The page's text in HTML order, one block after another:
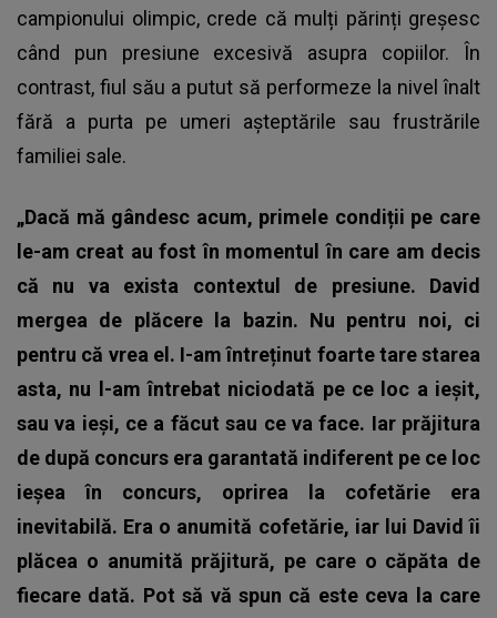
campionului olimpic, crede că mulți părinți greșesc
când pun presiune excesivă asupra copiilor. În
contrast, fiul său a putut să performeze la nivel înalt
fără a purta pe umeri așteptările sau frustrările
familiei sale.
„Dacă mă gândesc acum, primele condiții pe care
le-am creat au fost în momentul în care am decis
că nu va exista contextul de presiune. David
mergea de plăcere la bazin. Nu pentru noi, ci
pentru că vrea el. I-am întreținut foarte tare starea
asta, nu l-am întrebat niciodată pe ce loc a ieșit,
sau va ieși, ce a făcut sau ce va face. Iar prăjitura
de după concurs era garantată indiferent pe ce loc
ieșea în concurs, oprirea la cofetărie era
inevitabilă. Era o anumită cofetărie, iar lui David îi
plăcea o anumită prăjitură, pe care o căpăta de
fiecare dată. Pot să vă spun că este ceva la care